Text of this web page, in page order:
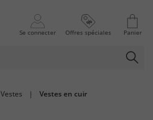
Se connecter Offres spéciales Panier
Vestes | Vestes en cuir